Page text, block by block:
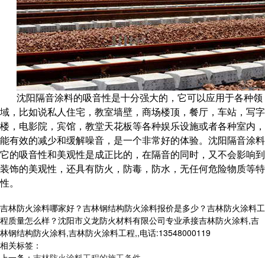
沈阳隔音涂料的吸音性是十分强大的，它可以应用于各种领
域，比如说私人住宅，教室墙壁，商场楼顶，餐厅，车站，写字
楼，电影院，宾馆，教堂天花板等各种娱乐设施或者各种室内，
能有效的减少和缓解噪音，是一个非常好的体验。沈阳隔音涂料
它的吸音性和美观性是成正比的，在隔音的同时，又不会影响到
装饰的美观性，还具有防火，防毒，防水，无任何危险物质等特
性。
吉林防火涂料哪家好？吉林钢结构防火涂料报价是多少？吉林防火涂料工
程质量怎么样？沈阳市义龙防火材料有限公司专业承接吉林防火涂料,吉
林钢结构防火涂料,吉林防火涂料工程,,电话:13548000119
相关标签：